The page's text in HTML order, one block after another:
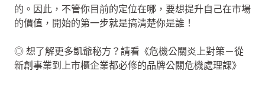
的。因此，不管你目前的定位在哪，要想提升自己在市場
的價值，開始的第一步就是搞清楚你是誰！
◎ 想了解更多凱爺秘方？請看《危機公關炎上對策－從
新創事業到上市櫃企業都必修的品牌公關危機處理課》